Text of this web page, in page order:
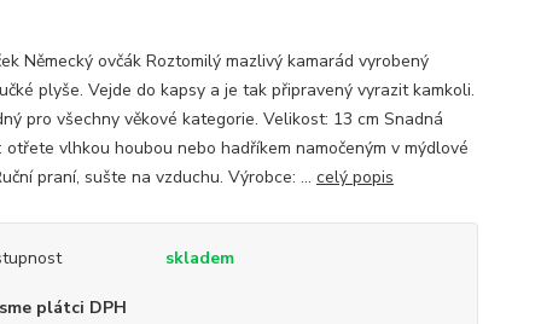
Německý ovčák Roztomilý mazlivý kamarád vyrobený
plyše. Vejde do kapsy a je tak připravený vyrazit kamkoli.
pro všechny věkové kategorie. Velikost: 13 cm Snadná
otřete vlhkou houbou nebo hadříkem namočeným v mýdlové
praní, sušte na vzduchu. Výrobce: ... celý popis
skladem
plátci DPH